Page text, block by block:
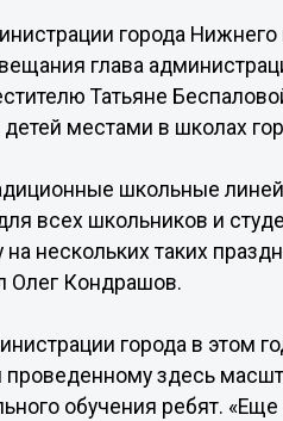
города Нижнего
глава
Татьяне
местами в школах
школьные
всех школьников и
нескольких таких
Олег Кондрашов.
города в этом
здесь
обучения ребят.